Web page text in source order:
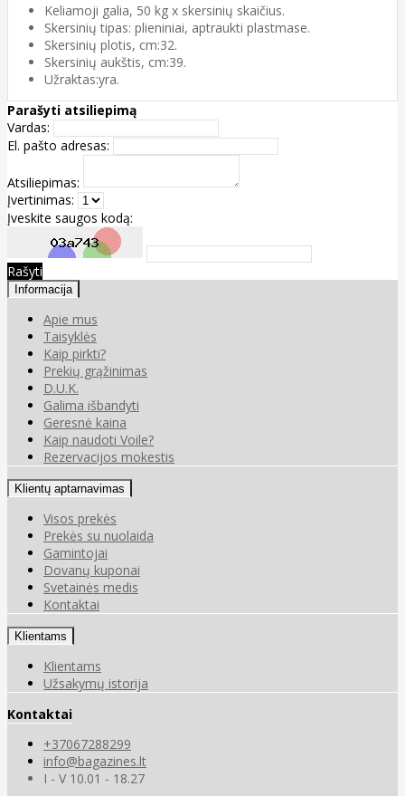
Keliamoji galia, 50 kg x skersinių skaičius.
Skersinių tipas: plieniniai, aptraukti plastmase.
Skersinių plotis, cm:32.
Skersinių aukštis, cm:39.
Užraktas:yra.
Parašyti atsiliepimą
Vardas:
El. pašto adresas:
Atsiliepimas:
Įvertinimas:
Įveskite saugos kodą:
Rašyti
Informacija
Apie mus
Taisyklės
Kaip pirkti?
Prekių grąžinimas
D.U.K.
Galima išbandyti
Geresnė kaina
Kaip naudoti Voile?
Rezervacijos mokestis
Klientų aptarnavimas
Visos prekės
Prekės su nuolaida
Gamintojai
Dovanų kuponai
Svetainės medis
Kontaktai
Klientams
Klientams
Užsakymų istorija
Kontaktai
+37067288299
info@bagazines.lt
I - V 10.01 - 18.27